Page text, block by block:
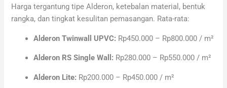
Harga tergantung tipe Alderon, ketebalan material, bentuk
rangka, dan tingkat kesulitan pemasangan. Rata-rata:
Alderon Twinwall UPVC: Rp450.000 – Rp800.000 / m²
Alderon RS Single Wall: Rp280.000 – Rp550.000 / m²
Alderon Lite: Rp200.000 – Rp450.000 / m²